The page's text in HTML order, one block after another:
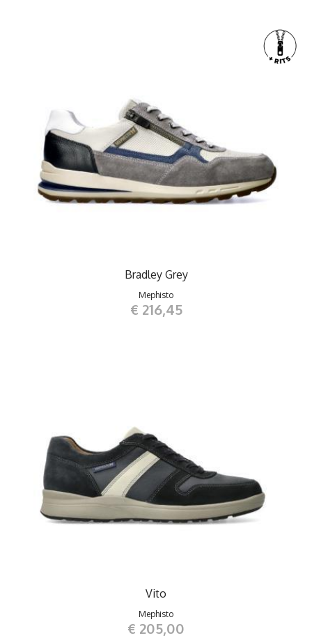
Bradley Grey
Mephisto
€ 216,45
Vito
Mephisto
€ 205,00